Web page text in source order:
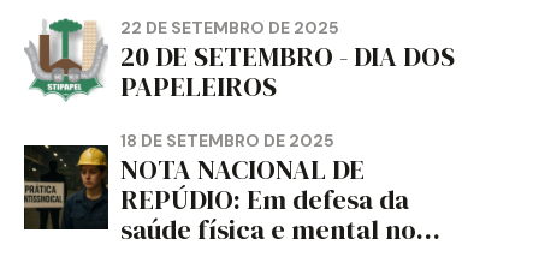
22 DE SETEMBRO DE 2025
20 DE SETEMBRO - DIA DOS
PAPELEIROS
18 DE SETEMBRO DE 2025
NOTA NACIONAL DE
REPÚDIO: Em defesa da
saúde física e mental no